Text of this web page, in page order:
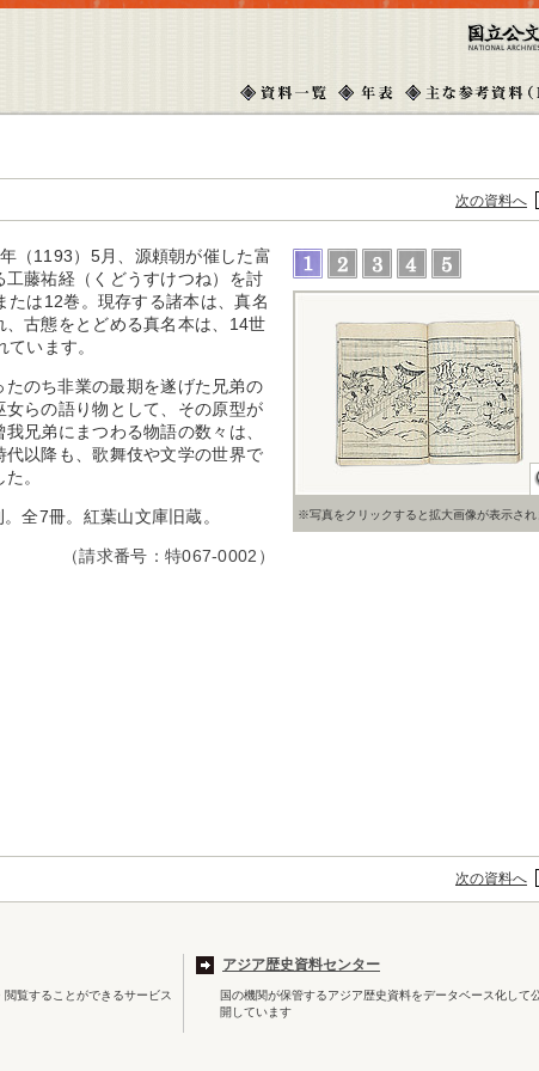
次の資料へ
（1193）5月、源頼朝が催した富
藤祐経（くどうすけつね）を討
たは12巻。現存する諸本は、真名
古態をとどめる真名本は、14世
います。
たのち非業の最期を遂げた兄弟の
らの語り物として、その原型が
兄弟にまつわる物語の数々は、
以降も、歌舞伎や文学の世界で
。
全7冊。紅葉山文庫旧蔵。
（請求番号：特067-0002）
※写真をクリックすると拡大画像が表示され
次の資料へ
覧することができるサービス
アジア歴史資料センター
国の機関が保管するアジア歴史資料をデータベース化して
開しています